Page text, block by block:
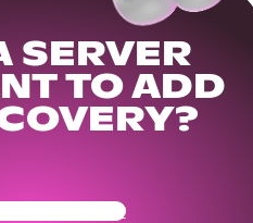
SERVER
TO ADD
Ready